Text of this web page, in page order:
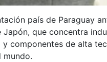
país de Paraguay
que concentra
componentes de alta
mundo.